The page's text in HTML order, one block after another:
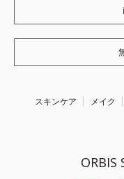
スキンケア メイク
ORBIS